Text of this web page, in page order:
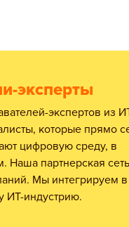
эксперты
которые прямо
цифровую среду, в
Наша партнерская
Мы интегрируем в
ИТ-индустрию.